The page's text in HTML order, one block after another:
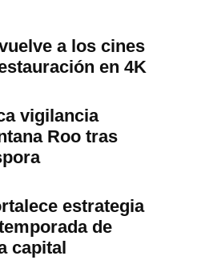
a los cines
en 4K
vigilancia
Roo tras
estrategia
de
capital